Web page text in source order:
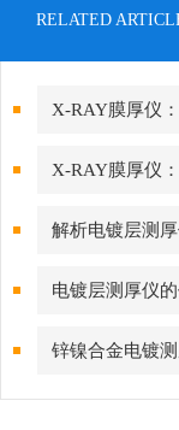
RELATED
X-RAY膜厚仪
精准检测边界
X-RAY膜厚仪
密协作的科技密码
解析电镀层测
能、行业应用与
电镀层测厚仪
向分析
锌镍合金电镀
法与重要性